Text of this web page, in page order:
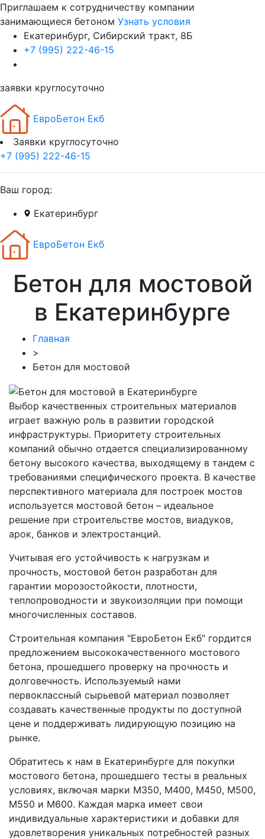
Приглашаем к сотрудничеству компании
занимающиеся бетоном Узнать условия
Екатеринбург, Сибирский тракт, 8Б
+7 (995) 222-46-15
заявки круглосуточно
ЕвроБетон Екб
Заявки круглосуточно
+7 (995) 222-46-15
Ваш город:
Екатеринбург
ЕвроБетон Екб
Бетон для мостовой
в Екатеринбурге
Главная
>
Бетон для мостовой
Выбор качественных строительных материалов
играет важную роль в развитии городской
инфраструктуры. Приоритету строительных
компаний обычно отдается специализированному
бетону высокого качества, выходящему в тандем с
требованиями специфического проекта. В качестве
перспективного материала для построек мостов
используется мостовой бетон – идеальное
решение при строительстве мостов, виадуков,
арок, банков и электростанций.
Учитывая его устойчивость к нагрузкам и
прочность, мостовой бетон разработан для
гарантии морозостойкости, плотности,
теплопроводности и звукоизоляции при помощи
многочисленных составов.
Строительная компания "ЕвроБетон Екб" гордится
предложением высококачественного мостового
бетона, прошедшего проверку на прочность и
долговечность. Используемый нами
первоклассный сырьевой материал позволяет
создавать качественные продукты по доступной
цене и поддерживать лидирующую позицию на
рынке.
Обратитесь к нам в Екатеринбурге для покупки
мостового бетона, прошедшего тесты в реальных
условиях, включая марки М350, М400, М450, М500,
М550 и М600. Каждая марка имеет свои
индивидуальные характеристики и добавки для
удовлетворения уникальных потребностей разных